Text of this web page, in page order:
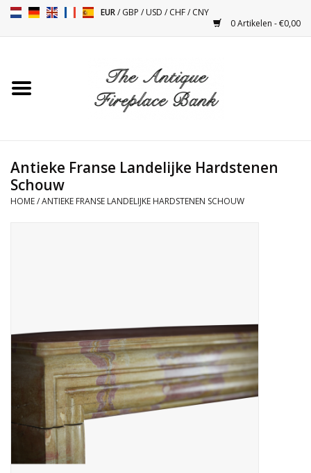
EUR/GBP /USD /CHF/CNY
0 Artikelen - €0,00
Toebehoren
Kacheltjes
Decoratieve Outdoor
Objecten
Vloeren - Steen, Terra Cotta
& Marmer
Antieke Franse Landelijke Hardstenen
Schouw
HOME/ANTIEKE FRANSE LANDELIJKE HARDSTENEN SCHOUW